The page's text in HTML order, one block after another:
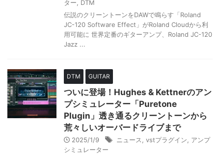
ター
DTM
伝説のクリーントーンをDAWで鳴らす「Roland
JC-120 Software Effect」がRoland Cloudから利
用可能に 世界定番のギターアンプ、Roland JC-120
Jazz ...
DTM GUITAR
ついに登場！Hughes & Kettnerのアン
プシミュレーター「Puretone
Plugin」透き通るクリーントーンから
荒々しいオーバードライブまで
2025/1/9 ニュース vstプラグイン
アンプ
シミュレーター